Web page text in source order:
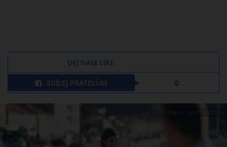
DEJ NÁM LIKE
SDÍLEJ PŘÁTELŮM 0